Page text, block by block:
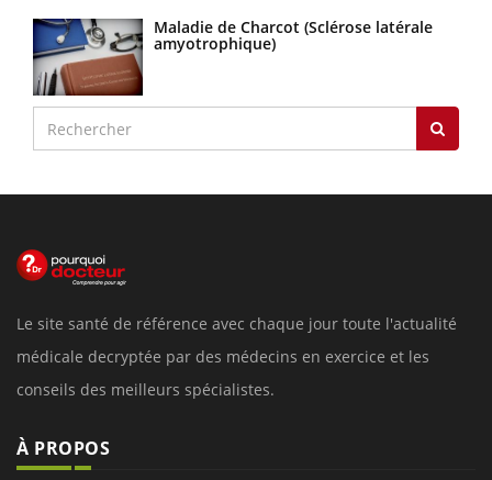
Maladie de Charcot (Sclérose latérale
amyotrophique)
Le site santé de référence avec chaque jour toute l'actualité
médicale decryptée par des médecins en exercice et les
conseils des meilleurs spécialistes.
À PROPOS